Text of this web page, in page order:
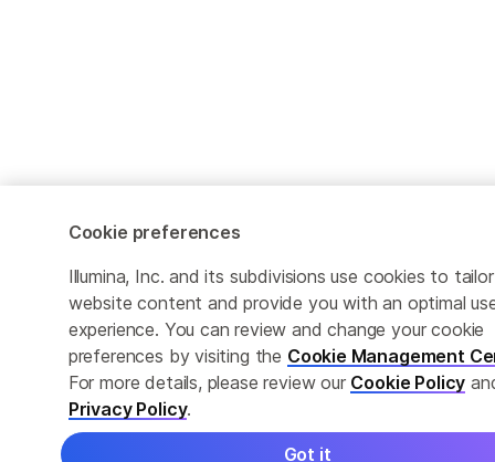
Cookie preferences
Illumina, Inc. and its subdivisions use cookies to tailor
website content and provide you with an optimal
experience. You can review and change your cookie
preferences by visiting the Cookie Management
For more details, please review our Cookie Policy
Privacy Policy.
Got it